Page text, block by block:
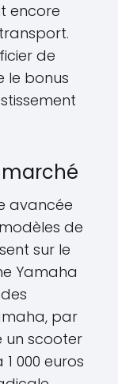
encore
de
le bonus
marché
avancée
de
sur le
Yamaha
par
un scooter
000 euros